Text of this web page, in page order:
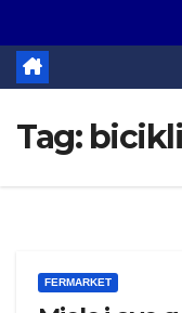
Tag:
FERMARKET